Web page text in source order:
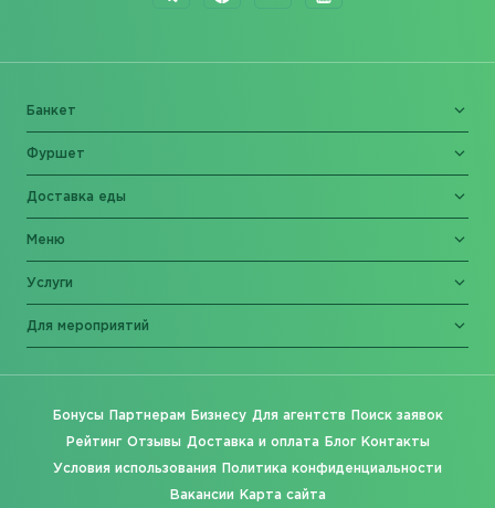
Банкет
Фуршет
Доставка еды
Меню
Услуги
Для мероприятий
Бонусы Партнерам Бизнесу Для агентств Поиск заявок
Рейтинг Отзывы Доставка и оплата Блог Контакты
Условия использования Политика конфиденциальности
Вакансии Карта сайта